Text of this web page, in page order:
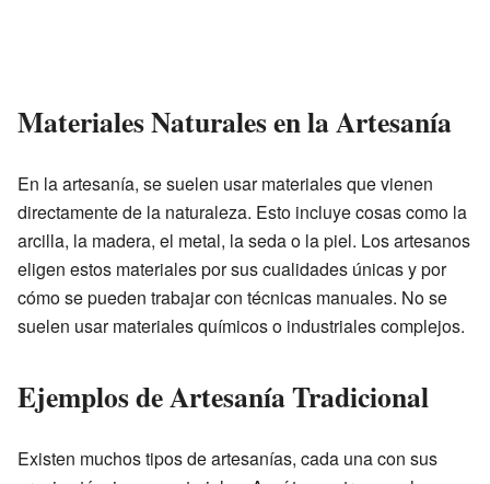
Materiales Naturales en la Artesanía
En la artesanía, se suelen usar materiales que vienen
directamente de la naturaleza. Esto incluye cosas como la
arcilla, la madera, el metal, la seda o la piel. Los artesanos
eligen estos materiales por sus cualidades únicas y por
cómo se pueden trabajar con técnicas manuales. No se
suelen usar materiales químicos o industriales complejos.
Ejemplos de Artesanía Tradicional
Existen muchos tipos de artesanías, cada una con sus